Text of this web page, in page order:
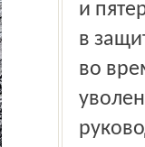
и
в
во